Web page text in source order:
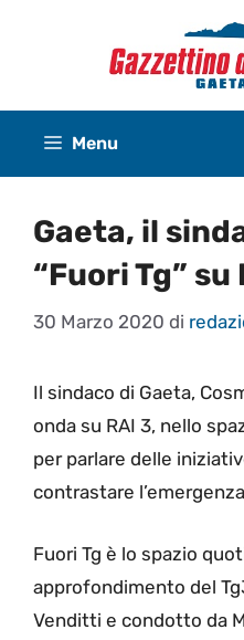
Menu
Gaeta, il
“Fuori Tg” su
30 Marzo 2020 di
Il sindaco di Gaeta,
onda su RAI 3, nello
per parlare delle
contrastare
Fuori Tg è lo spazio
approfondimento del
Venditti e condotto da